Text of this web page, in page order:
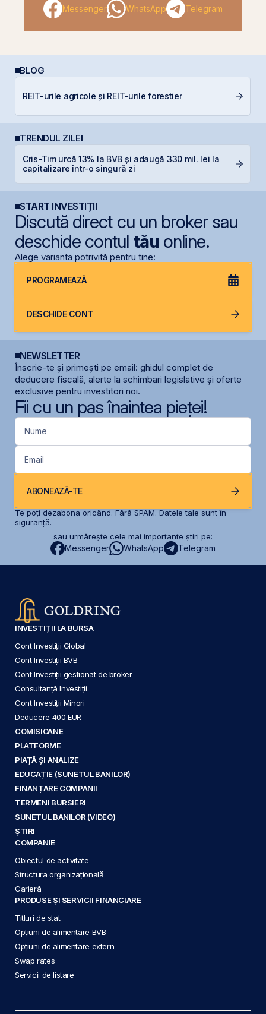
Messenger WhatsApp Telegram
BLOG
REIT-urile agricole și REIT-urile forestier
TRENDUL ZILEI
Cris-Tim urcă 13% la BVB și adaugă 330 mil. lei la
capitalizare într-o singură zi
START INVESTIȚII
Discută direct cu un broker sau
deschide contul tăuonline.
Alege varianta potrivită pentru tine:
PROGRAMEAZĂ
DESCHIDE CONT
NEWSLETTER
Înscrie-te și primești pe email: ghidul complet de
deducere fiscală, alerte la schimbari legislative și oferte
exclusive pentru investitori noi.
Fii cu un pas înaintea pieței!
Nume
Email
ABONEAZĂ-TE
Te poți dezabona oricând. Fără SPAM. Datele tale sunt în
siguranță.
sau urmărește cele mai importante știri pe:
Messenger WhatsApp Telegram
INVESTIȚII LA BURSA
Cont Investiții Global
Cont Investiții BVB
Cont Investiții gestionat de broker
Consultanță Investiții
Cont Investiții Minori
Deducere 400 EUR
COMISIOANE
PLATFORME
PIAȚĂ ȘI ANALIZE
EDUCAȚIE (SUNETUL BANILOR)
FINANȚARE COMPANII
TERMENI BURSIERI
SUNETUL BANILOR (VIDEO)
ȘTIRI
COMPANIE
Obiectul de activitate
Structura organizațională
Carieră
PRODUSE ȘI SERVICII FINANCIARE
Titluri de stat
Opțiuni de alimentare BVB
Opțiuni de alimentare extern
Swap rates
Servicii de listare